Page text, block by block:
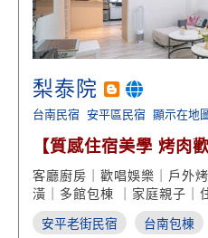
梨泰院
台南民宿 安平區民宿 顯示在地
【質感住宿美學 烤肉
食美景超方便】
客廳廚房｜歡唱娛樂｜戶外
潢｜多館包棟 ｜家庭親子｜
安平老街民宿 台南包棟